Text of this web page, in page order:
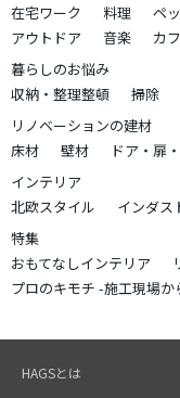
在宅ワーク
料理 ペ
アウトドア
音楽
カ
暮らしのお悩み
収納・整理整頓
掃除
リノベーションの建材
床材
壁材 ドア・扉
インテリア
北欧スタイル
インダス
特集
おもてなしインテリア
プロのキモチ -施工現場か
HAGSとは